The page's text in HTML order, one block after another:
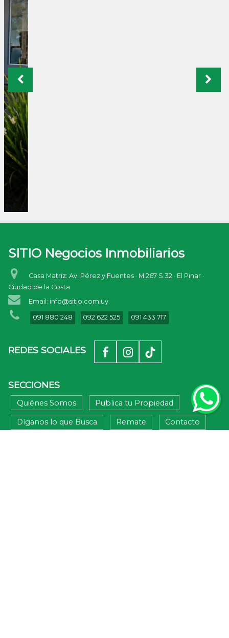
SITIO Negocios Inmobiliarios
Casa Matriz: Av. Pérez y Fuentes · M.267 S.32 · El Pinar ·
Ciudad de la Costa
Email: info@sitio.com.uy
091 880 248 092 622 525 091 433 717
REDES SOCIALES
SECCIONES
Quiénes Somos Publica tu Propiedad
Díganos lo que Busca Remate Contacto